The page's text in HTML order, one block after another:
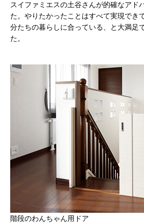
スイファミエスの土谷さんが的確なアド
た。やりたかったことはすべて実現でき
分たちの暮らしに合っている、と大満足
た。
階段のわんちゃん用ドア